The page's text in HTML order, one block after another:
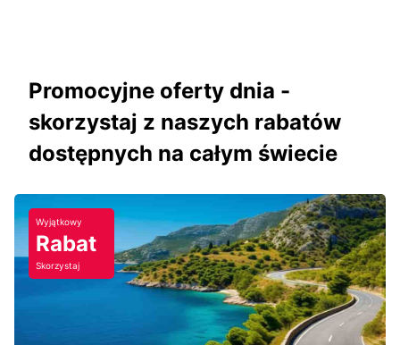
Promocyjne oferty dnia -
skorzystaj z naszych rabatów
dostępnych na całym świecie
Wyjątkowy
Rabat
Skorzystaj